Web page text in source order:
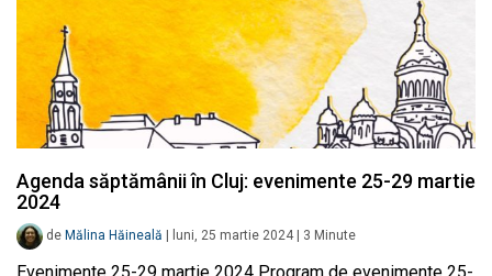
Agenda săptămânii în Cluj: evenimente 25-29 martie
2024
de Mălina Hăineală luni, 25 martie 2024 3 Minute